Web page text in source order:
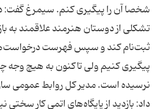
شخصا آن را پیگیری ‌كنم. سیمرغ گفت: در
تشكلی از دوستان هنرمند علاقمند به
ثبت‌نام كند و سپس فهرست درخواست‌ها
پیگیری كنیم ولی تاكنون به هیچ وجه
نرسیده است. مدیر كل روابط عمومی
داد: بازدید از پایگاه‌های اتمی كار